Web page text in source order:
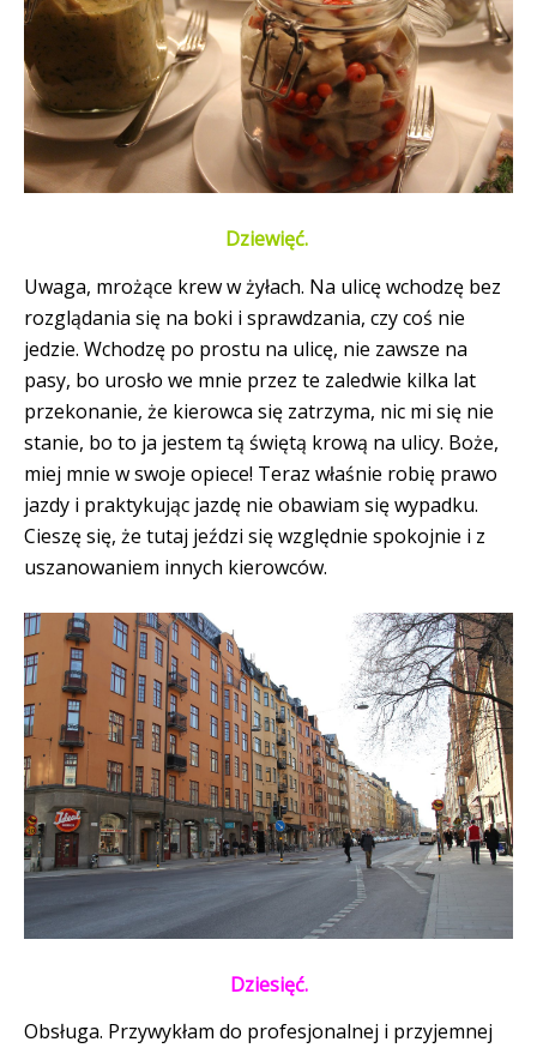
Dziewięć.
Uwaga, mrożące krew w żyłach. Na ulicę wchodzę bez
rozglądania się na boki i sprawdzania, czy coś nie
jedzie. Wchodzę po prostu na ulicę, nie zawsze na
pasy, bo urosło we mnie przez te zaledwie kilka lat
przekonanie, że kierowca się zatrzyma, nic mi się nie
stanie, bo to ja jestem tą świętą krową na ulicy. Boże,
miej mnie w swoje opiece! Teraz właśnie robię prawo
jazdy i praktykując jazdę nie obawiam się wypadku.
Cieszę się, że tutaj jeździ się względnie spokojnie i z
uszanowaniem innych kierowców.
Dziesięć.
Obsługa. Przywykłam do profesjonalnej i przyjemnej